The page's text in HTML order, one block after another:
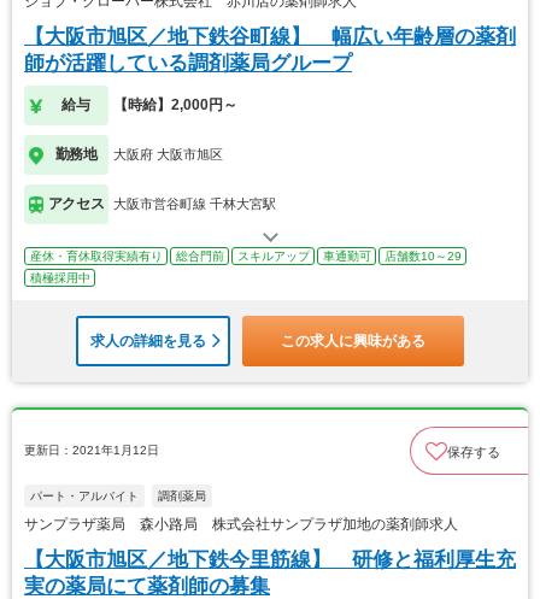
【大阪市旭区／地下鉄谷町線】 幅広い年齢層の薬剤
師が活躍している調剤薬局グループ
給与 【時給】2,000円～
勤務地 大阪府 大阪市旭区
アクセス 大阪市営谷町線 千林大宮駅
産休・育休取得実績有り 総合門前 スキルアップ 車通勤可
店舗数10～29
積極採用中
求人の詳細を見る この求人に興味がある
更新日：2021年1月12日 保存する
パート・アルバイト 調剤薬局
サンプラザ薬局 森小路局 株式会社サンプラザ加地の薬剤師求人
【大阪市旭区／地下鉄今里筋線】 研修と福利厚生充
実の薬局にて薬剤師の募集